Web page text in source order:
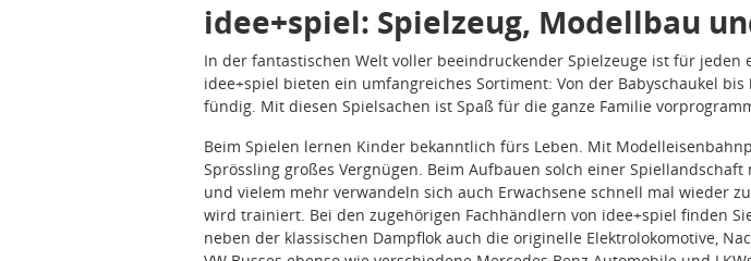
idee+spiel: Spielzeug, Modellbau
In der fantastischen Welt voller beeindruckender Spielzeuge ist für jeden
idee+spiel bieten ein umfangreiches Sortiment: Von der Babyschaukel
fündig. Mit diesen Spielsachen ist Spaß für die ganze Familie
Beim Spielen lernen Kinder bekanntlich fürs Leben. Mit
Sprössling großes Vergnügen. Beim Aufbauen solch einer
und vielem mehr verwandeln sich auch Erwachsene schnell mal wieder
wird trainiert. Bei den zugehörigen Fachhändlern von idee+spiel finden
neben der klassischen Dampflok auch die originelle Elektrolokomotive,